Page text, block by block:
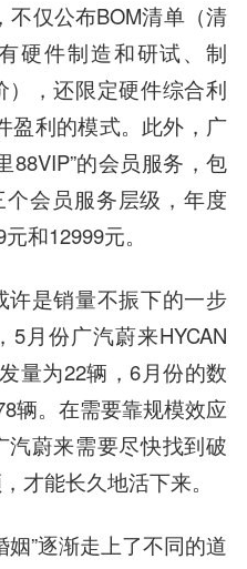
不仅公布BOM清单（清
硬件制造和研试、制
，还限定硬件综合利
盈利的模式。此外，广
88VIP”的会员服务，包
个会员服务层级，年度
和12999元。
是销量不振下的一步
5月份广汽蔚来HYCAN
量为22辆，6月份的数
辆。在需要靠规模效应
蔚来需要尽快找到破
才能长久地活下来。
”逐渐走上了不同的道